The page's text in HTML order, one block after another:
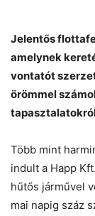
Jelentős
amelynek
vontatót
örömmel
Több mint
indult a Happ
hűtős járművel
mai napig száz